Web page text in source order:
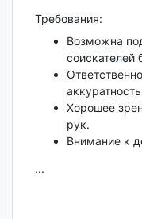
Требования:
Возможна
соискателей
Хорошее
рук.
Внимание к
...